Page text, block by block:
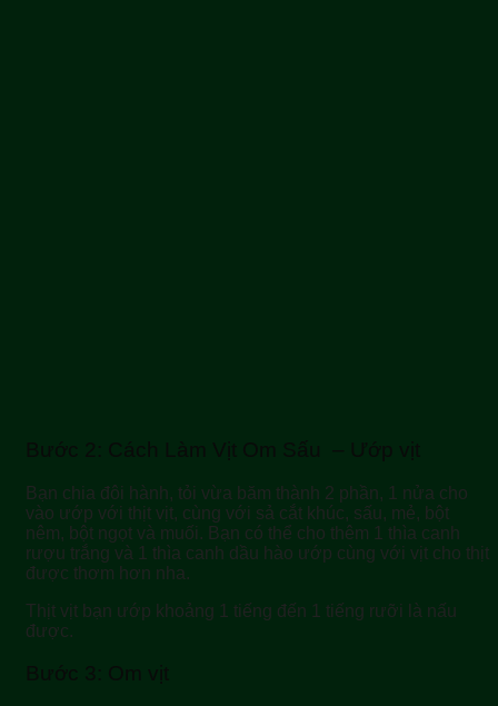
Bước 2: Cách Làm Vịt Om Sấu – Ướp vịt
Bạn chia đôi hành, tỏi vừa băm thành 2 phần, 1 nửa cho
vào ướp với thịt vịt, cùng với sả cắt khúc, sấu, mẻ, bột
nêm, bột ngọt và muối. Bạn có thể cho thêm 1 thìa canh
rượu trắng và 1 thìa canh dầu hào ướp cùng với vịt cho thịt
được thơm hơn nha.
Thịt vịt bạn ướp khoảng 1 tiếng đến 1 tiếng rưỡi là nấu
được.
Bước 3: Om vịt